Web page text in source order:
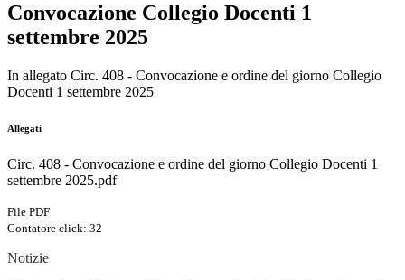
Convocazione Collegio Docenti 1
settembre 2025
In allegato Circ. 408 - Convocazione e ordine del giorno Collegio
Docenti 1 settembre 2025
Allegati
Circ. 408 - Convocazione e ordine del giorno Collegio Docenti 1
settembre 2025.pdf
File PDF
Contatore click: 32
Notizie